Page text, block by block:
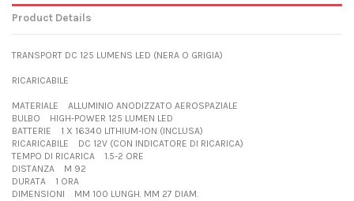
Product Details
TRANSPORT DC 125 LUMENS LED (NERA O GRIGIA)
RICARICABILE
MATERIALE ALLUMINIO ANODIZZATO AEROSPAZIALE
BULBO HIGH-POWER 125 LUMEN LED
BATTERIE 1 X 16340 LITHIUM-ION (INCLUSA)
RICARICABILE DC 12V (CON INDICATORE DI RICARICA)
TEMPO DI RICARICA 1.5-2 ORE
DISTANZA M 92
DURATA 1 ORA
DIMENSIONI MM 100 LUNGH. MM 27 DIAM.